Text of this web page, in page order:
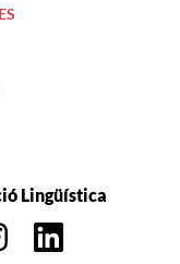
Lingüística